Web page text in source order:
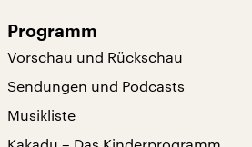
Programm
Vorschau und Rückschau
Sendungen und Podcasts
Musikliste